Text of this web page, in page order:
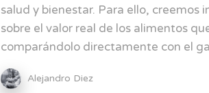
salud y bienestar. Para ello, creemos
sobre el valor real de los alimentos
comparándolo directamente con el
Alejandro Diez